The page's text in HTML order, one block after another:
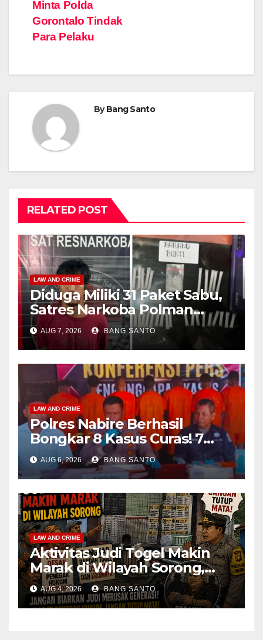
Minta Polda
Gorontalo Tindak
Para Pelaku
ByBang Santo
RELATED POST
LAW AND CRIME
Diduga Miliki 31 Paket Sabu,
Satres Narkoba Polman
Amankan Pria di Matali
AUG 7, 2026 BANG SANTO
LAW AND CRIME
Polres Nabire Berhasil
Bongkar 8 Kasus Curas! 7
Pelaku Ditangkap, 62 Motor
Kembali Diamankan
AUG 6, 2026 BANG SANTO
LAW AND CRIME
Aktivitas Judi Togel Makin
Marak di Wilayah Sorong,
Warga Desak Aparat Segera
Tangkap Bandar Luis dan
Kroninya
AUG 4, 2026 BANG SANTO